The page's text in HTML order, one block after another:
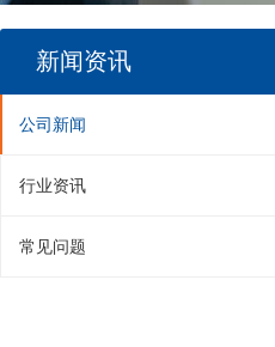
新闻资讯
公司新闻
行业资讯
常见问题